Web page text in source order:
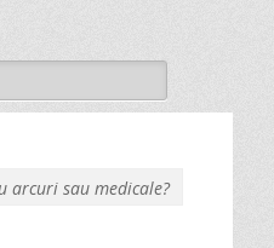
arcuri sau medicale?